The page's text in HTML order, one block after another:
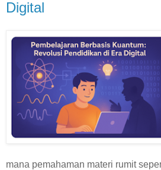
Digital
mana pemahaman materi rumit